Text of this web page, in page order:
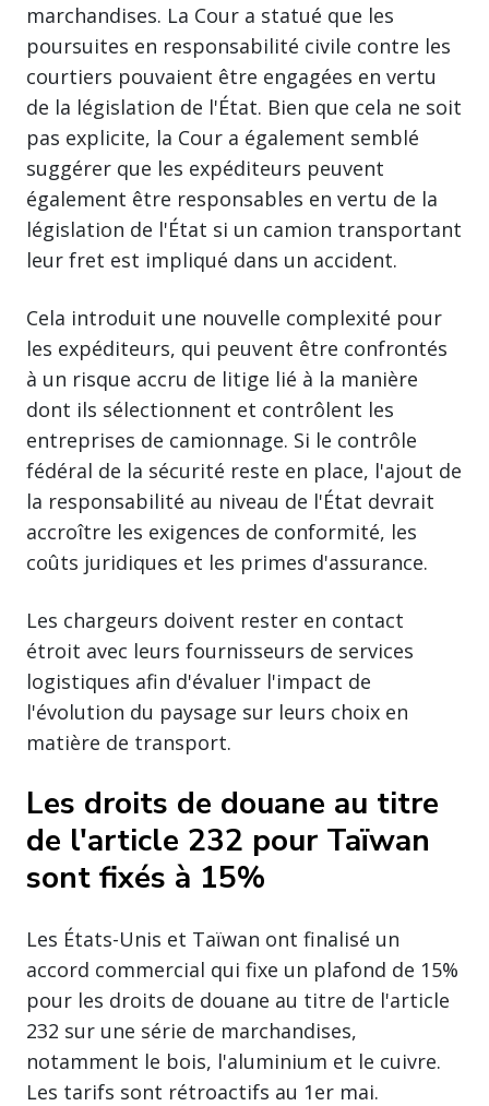
marchandises. La Cour a statué que les
poursuites en responsabilité civile contre les
courtiers pouvaient être engagées en vertu
de la législation de l'État. Bien que cela ne soit
pas explicite, la Cour a également semblé
suggérer que les expéditeurs peuvent
également être responsables en vertu de la
législation de l'État si un camion transportant
leur fret est impliqué dans un accident.
Cela introduit une nouvelle complexité pour
les expéditeurs, qui peuvent être confrontés
à un risque accru de litige lié à la manière
dont ils sélectionnent et contrôlent les
entreprises de camionnage. Si le contrôle
fédéral de la sécurité reste en place, l'ajout de
la responsabilité au niveau de l'État devrait
accroître les exigences de conformité, les
coûts juridiques et les primes d'assurance.
Les chargeurs doivent rester en contact
étroit avec leurs fournisseurs de services
logistiques afin d'évaluer l'impact de
l'évolution du paysage sur leurs choix en
matière de transport.
Les droits de douane au titre
de l'article 232 pour Taïwan
sont fixés à 15%
Les États-Unis et Taïwan ont finalisé un
accord commercial qui fixe un plafond de 15%
pour les droits de douane au titre de l'article
232 sur une série de marchandises,
notamment le bois, l'aluminium et le cuivre.
Les tarifs sont rétroactifs au 1er mai.